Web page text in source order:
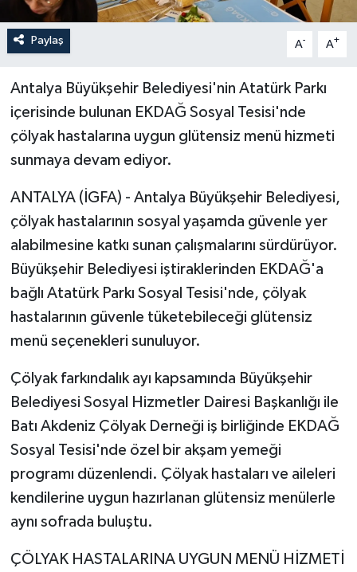
Paylaş A- A+
Antalya Büyükşehir Belediyesi'nin Atatürk Parkı
içerisinde bulunan EKDAĞ Sosyal Tesisi'nde
çölyak hastalarına uygun glütensiz menü hizmeti
sunmaya devam ediyor.
ANTALYA (İGFA) - Antalya Büyükşehir Belediyesi,
çölyak hastalarının sosyal yaşamda güvenle yer
alabilmesine katkı sunan çalışmalarını sürdürüyor.
Büyükşehir Belediyesi iştiraklerinden EKDAĞ'a
bağlı Atatürk Parkı Sosyal Tesisi'nde, çölyak
hastalarının güvenle tüketebileceği glütensiz
menü seçenekleri sunuluyor.
Çölyak farkındalık ayı kapsamında Büyükşehir
Belediyesi Sosyal Hizmetler Dairesi Başkanlığı ile
Batı Akdeniz Çölyak Derneği iş birliğinde EKDAĞ
Sosyal Tesisi'nde özel bir akşam yemeği
programı düzenlendi. Çölyak hastaları ve aileleri
kendilerine uygun hazırlanan glütensiz menülerle
aynı sofrada buluştu.
ÇÖLYAK HASTALARINA UYGUN MENÜ HİZMETİ